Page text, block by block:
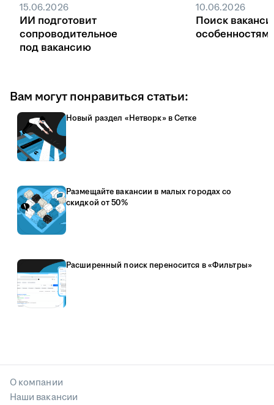
15.06.2026
ИИ подготовит
сопроводительное
под вакансию
10.06.2026
Поиск
Вам могут понравиться статьи:
Новый раздел «Нетворк» в Сетке
Размещайте вакансии в малых городах со
скидкой от 50%
Расширенный поиск переносится в «Фильтры»
О компании
Наши вакансии